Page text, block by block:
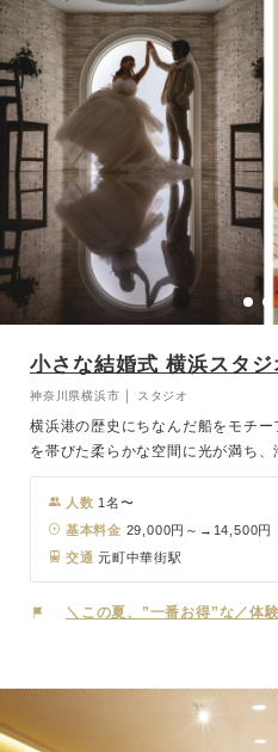
小さな結婚式 横浜スタジ
神奈川県横浜市 │ スタジオ
横浜港の歴史にちなんだ船をモチ
を帯びた柔らかな空間に光が満ち
きを放ちます。港町らしいロマン
人数 1名〜
基本料金 29,000円～→14,500円
交通 元町中華街駅
＼この夏、”一番お得”な／体